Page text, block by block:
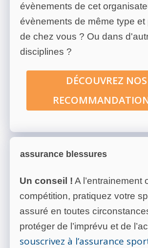
évènements de cet
évènements de même type et
de chez vous ? Ou dans
disciplines ?
DÉCOUVREZ NOS
assurance blessures
Un conseil ! A l’entrainement
compétition, pratiquez votre
assuré en toutes
protéger de l’imprévu et de
souscrivez à l’assurance